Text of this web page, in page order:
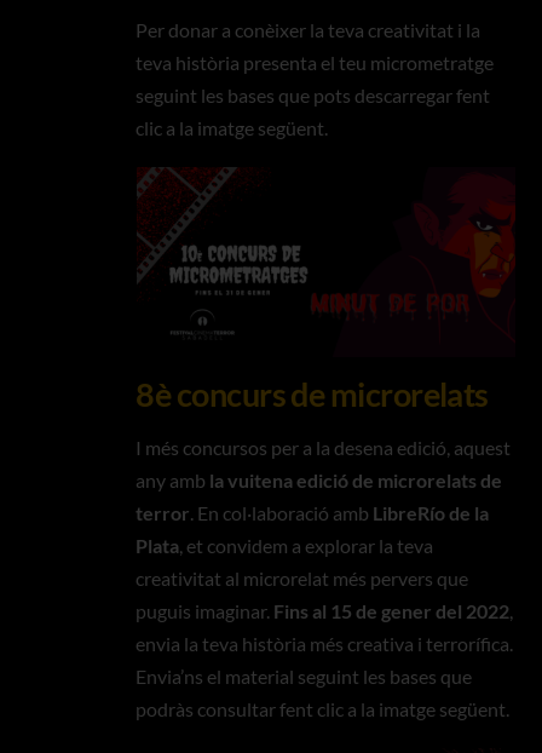
Per donar a conèixer la teva creativitat i la
teva història presenta el teu micrometratge
seguint les bases que pots descarregar fent
clic a la imatge següent.
8è concurs de microrelats
I més concursos per a la desena edició, aquest
any amb la vuitena edició de microrelats de
terror . En col·laboració amb LibreRío de la
Plata , et convidem a explorar la teva
creativitat al microrelat més pervers que
puguis imaginar. Fins al 15 de gener del 2022
envia la teva història més creativa i terrorífica.
Envia’ns el material seguint les bases que
podràs consultar fent clic a la imatge següent.